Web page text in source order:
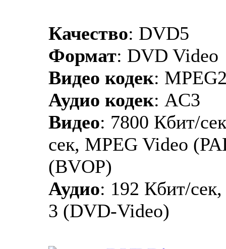
Качество: DVD5
Формат: DVD Video
Видео кодек:
Аудио кодек: AC3
Видео: 7800 Кбит/
сек, MPEG Video
(BVOP)
Аудио: 192 Кбит/
3 (DVD-Video)